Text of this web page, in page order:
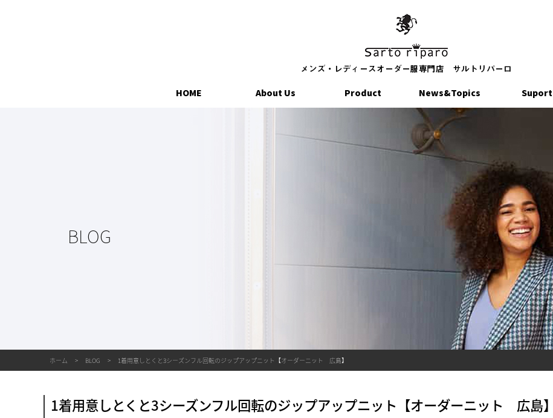
HOME About Us Product News&Topics Suport
BLOG
ホーム BLOG 1着用意しとくと3シーズンフル回転のジップアップニット【オーダーニット 広島】
1着用意しとくと3シーズンフル回転のジップアップニット【オーダーニット 広島】